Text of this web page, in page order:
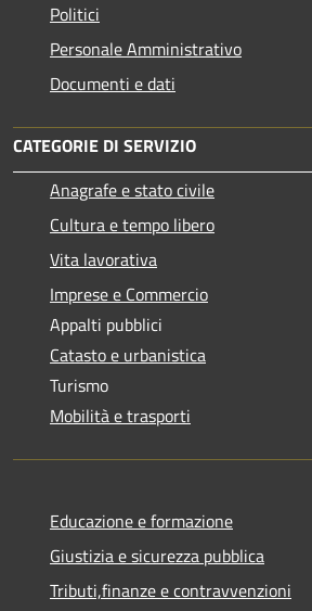
Politici
Personale Amministrativo
Documenti e dati
CATEGORIE DI SERVIZIO
Anagrafe e stato civile
Cultura e tempo libero
Vita lavorativa
Imprese e Commercio
Appalti pubblici
Catasto e urbanistica
Turismo
Mobilità e trasporti
Educazione e formazione
Giustizia e sicurezza pubblica
Tributi,finanze e contravvenzioni